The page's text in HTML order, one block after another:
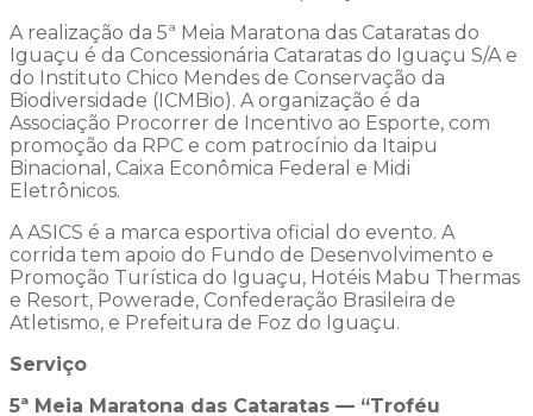
A realização da 5ª Meia Maratona das Cataratas do
Iguaçu é da Concessionária Cataratas do Iguaçu S/A e
do Instituto Chico Mendes de Conservação da
Biodiversidade (ICMBio). A organização é da
Associação Procorrer de Incentivo ao Esporte, com
promoção da RPC e com patrocínio da Itaipu
Binacional, Caixa Econômica Federal e Midi
Eletrônicos.
A ASICS é a marca esportiva oficial do evento. A
corrida tem apoio do Fundo de Desenvolvimento e
Promoção Turística do Iguaçu, Hotéis Mabu Thermas
e Resort, Powerade, Confederação Brasileira de
Atletismo, e Prefeitura de Foz do Iguaçu.
Serviço
5ª Meia Maratona das Cataratas — “Troféu